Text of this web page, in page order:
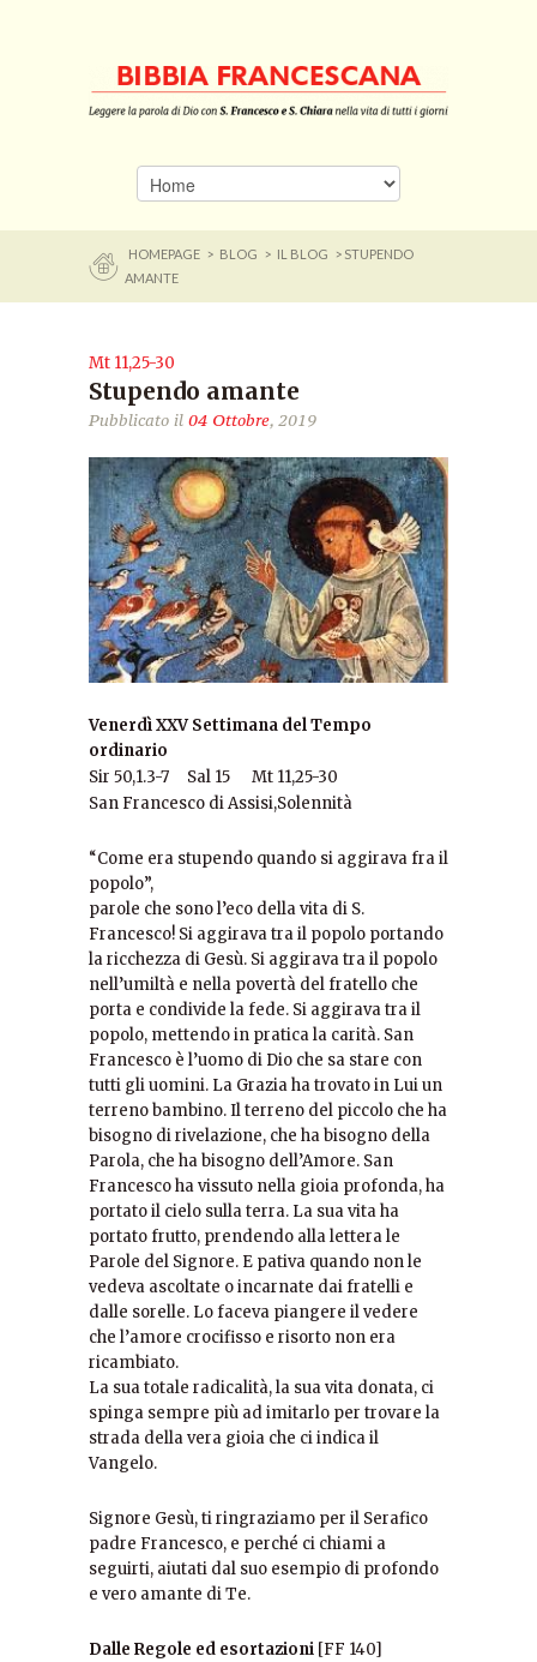
HOMEPAGE > BLOG > IL BLOG
> STUPENDO
AMANTE
Mt 11,25-30
Stupendo amante
Pubblicato il 04 Ottobre, 2019
Venerdì XXV Settimana del Tempo
ordinario
Sir 50,1.3-7 Sal 15 Mt 11,25-30
San Francesco di Assisi,Solennità
“Come era stupendo quando si aggirava fra il
popolo”,
parole che sono l’eco della vita di S.
Francesco! Si aggirava tra il popolo portando
la ricchezza di Gesù. Si aggirava tra il popolo
nell’umiltà e nella povertà del fratello che
porta e condivide la fede. Si aggirava tra il
popolo, mettendo in pratica la carità. San
Francesco è l’uomo di Dio che sa stare con
tutti gli uomini. La Grazia ha trovato in Lui un
terreno bambino. Il terreno del piccolo che ha
bisogno di rivelazione, che ha bisogno della
Parola, che ha bisogno dell’Amore. San
Francesco ha vissuto nella gioia profonda, ha
portato il cielo sulla terra. La sua vita ha
portato frutto, prendendo alla lettera le
Parole del Signore. E pativa quando non le
vedeva ascoltate o incarnate dai fratelli e
dalle sorelle. Lo faceva piangere il vedere
che l’amore crocifisso e risorto non era
ricambiato.
La sua totale radicalità, la sua vita donata, ci
spinga sempre più ad imitarlo per trovare la
strada della vera gioia che ci indica il
Vangelo.
Signore Gesù, ti ringraziamo per il Serafico
padre Francesco, e perché ci chiami a
seguirti, aiutati dal suo esempio di profondo
e vero amante di Te.
Dalle Regole ed esortazioni [FF 140]